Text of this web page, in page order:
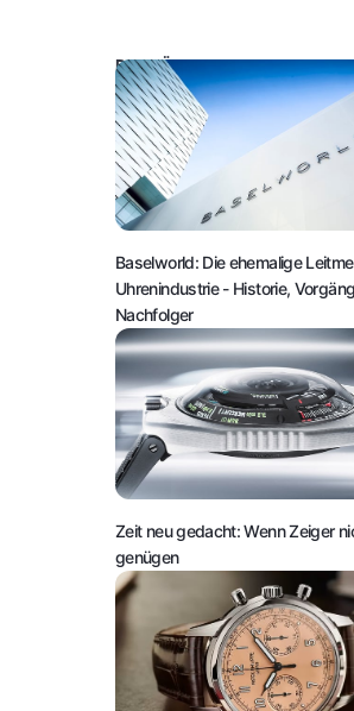
DAS KÖNNTE SIE AUCH
Baselworld: Die ehemalige
Uhrenindustrie- Historie,
Nachfolger
Zeit neu gedacht: Wenn Zeiger
genügen